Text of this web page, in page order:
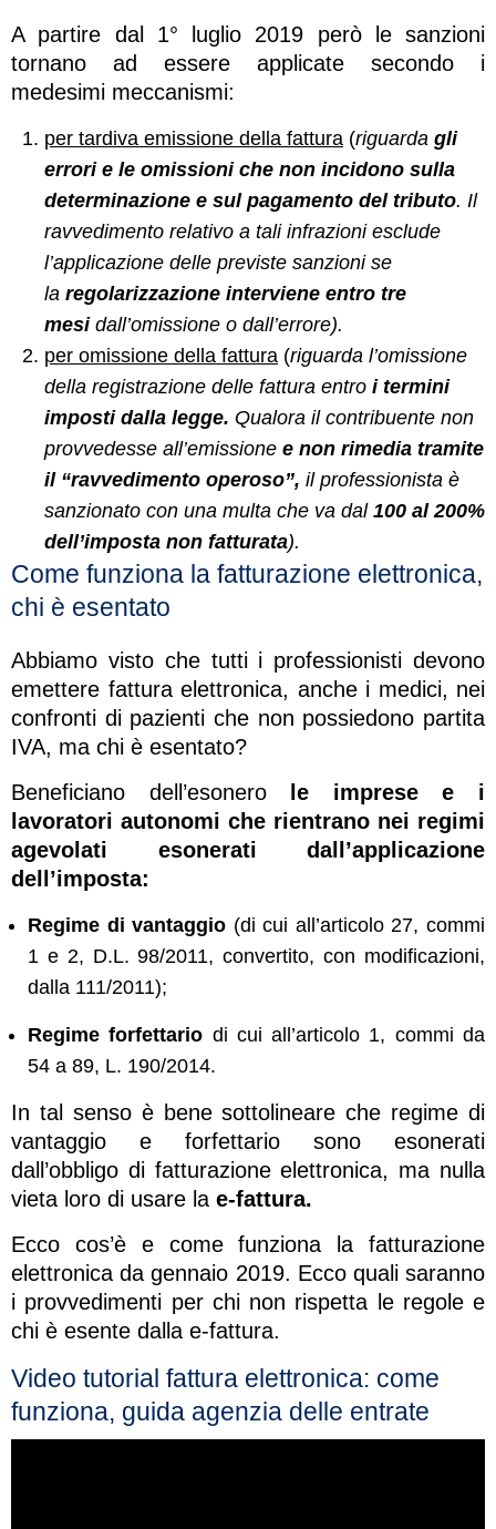
A partire dal 1° luglio 2019 però le sanzioni
tornano ad essere applicate secondo i
medesimi meccanismi:
per tardiva emissione della fattura (riguarda gli
errori e le omissioni che non incidono sulla
determinazione e sul pagamento del tributo. Il
ravvedimento relativo a tali infrazioni esclude
l’applicazione delle previste sanzioni se
la regolarizzazione interviene entro tre
mesidall’omissione o dall’errore).
per omissione della fattura (riguarda l’omissione
della registrazione delle fattura entro i termini
imposti dalla legge. Qualora il contribuente non
provvedesse all’emissione e non rimedia tramite
il “ravvedimento operoso”, il professionista è
sanzionato con una multa che va dal 100 al 200%
dell’imposta non fatturata).
Come funziona la fatturazione elettronica,
chi è esentato
Abbiamo visto che tutti i professionisti devono
emettere fattura elettronica, anche i medici, nei
confronti di pazienti che non possiedono partita
IVA, ma chi è esentato?
Beneficiano dell’esonero
le imprese e i
lavoratori autonomi che rientrano nei regimi
agevolati esonerati dall’applicazione
dell’imposta:
Regime di vantaggio (di cui all’articolo 27, commi
1 e 2, D.L. 98/2011, convertito, con modificazioni,
dalla 111/2011);
Regime forfettario di cui all’articolo 1, commi da
54 a 89, L. 190/2014.
In tal senso è bene sottolineare che regime di
vantaggio e forfettario sono esonerati
dall’obbligo di fatturazione elettronica, ma nulla
vieta loro di usare la e-fattura.
Ecco cos’è e come funziona la fatturazione
elettronica da gennaio 2019. Ecco quali saranno
i provvedimenti per chi non rispetta le regole e
chi è esente dalla e-fattura.
Video tutorial fattura elettronica: come
funziona, guida agenzia delle entrate